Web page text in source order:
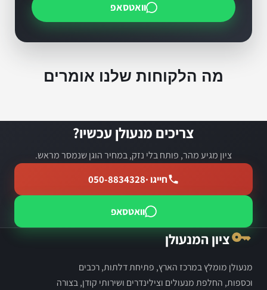
וואטסאפ
מה הלקוחות שלנו אומרים
צריכים מנעולן עכשיו?
ציון מגיע מהר, פותח בלי נזק, במחיר הוגן שנמסר מראש.
חייגו ·050-8834328
וואטסאפ
ציון המנעולן
מנעולן מומלץ במרכז הארץ, פתיחת דלתות, רכבים
וכספות, החלפת מנעולים וצילינדרים ושירותי קודן, בצורה